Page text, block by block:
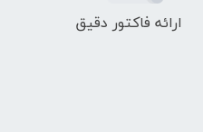
ارائه فاکتور دقیق